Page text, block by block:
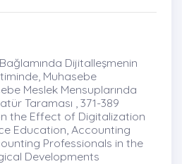
Dijitalleşmenin
Muhasebe
Meslek Mensuplarında
Taraması , 371-389
the Effect of Digitalization
Education, Accounting
Professionals in the
Developments